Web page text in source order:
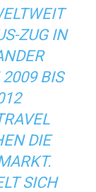
ZUG IN
BIS
DIE
SICH